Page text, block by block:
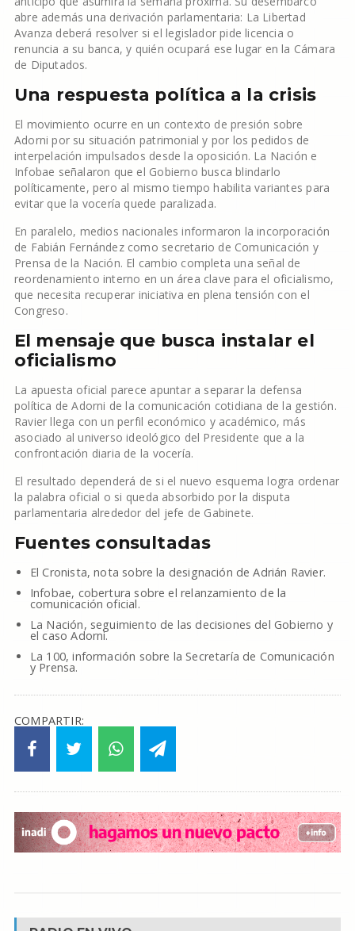
abre además una derivación parlamentaria: La Libertad
Avanza deberá resolver si el legislador pide licencia o
renuncia a su banca, y quién ocupará ese lugar en la Cámara
de Diputados.
Una respuesta política a la crisis
El movimiento ocurre en un contexto de presión sobre
Adorni por su situación patrimonial y por los pedidos de
interpelación impulsados desde la oposición. La Nación e
Infobae señalaron que el Gobierno busca blindarlo
políticamente, pero al mismo tiempo habilita variantes para
evitar que la vocería quede paralizada.
En paralelo, medios nacionales informaron la incorporación
de Fabián Fernández como secretario de Comunicación y
Prensa de la Nación. El cambio completa una señal de
reordenamiento interno en un área clave para el oficialismo,
que necesita recuperar iniciativa en plena tensión con el
Congreso.
El mensaje que busca instalar el
oficialismo
La apuesta oficial parece apuntar a separar la defensa
política de Adorni de la comunicación cotidiana de la gestión.
Ravier llega con un perfil económico y académico, más
asociado al universo ideológico del Presidente que a la
confrontación diaria de la vocería.
El resultado dependerá de si el nuevo esquema logra ordenar
la palabra oficial o si queda absorbido por la disputa
parlamentaria alrededor del jefe de Gabinete.
Fuentes consultadas
El Cronista, nota sobre la designación de Adrián Ravier.
Infobae, cobertura sobre el relanzamiento de la
comunicación oficial.
La Nación, seguimiento de las decisiones del Gobierno y
el caso Adorni.
La 100, información sobre la Secretaría de Comunicación
y Prensa.
COMPARTIR: